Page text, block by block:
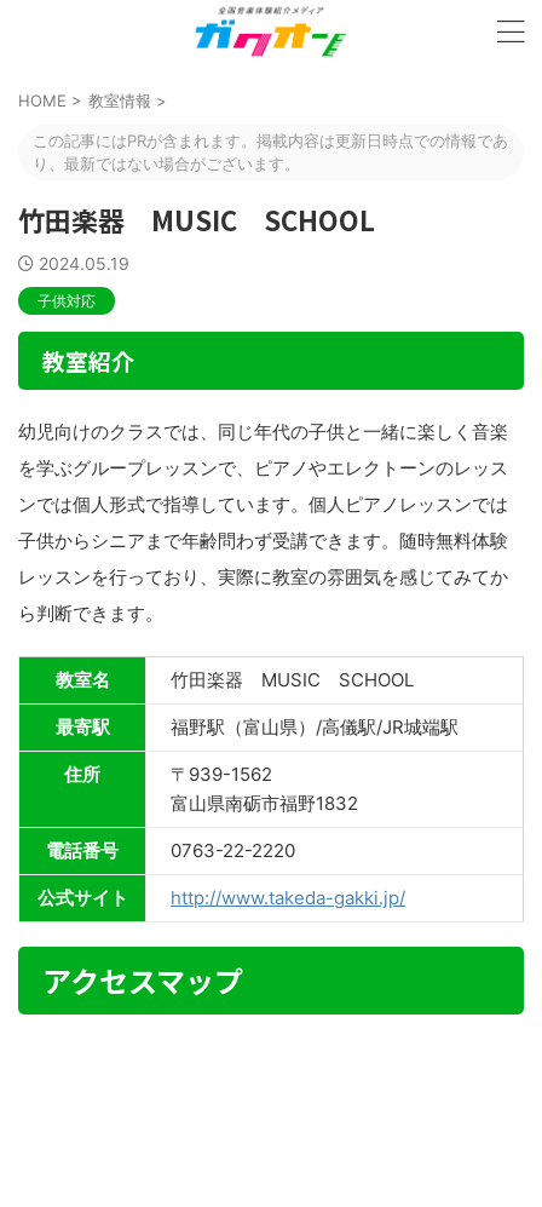
HOME > 教室情報 >
この記事にはPRが含まれます。掲載内容は更新日時点での情報であ
り、最新ではない場合がございます。
竹田楽器 MUSIC SCHOOL
2024.05.19
子供対応
教室紹介
幼児向けのクラスでは、同じ年代の子供と一緒に楽しく音楽
を学ぶグループレッスンで、ピアノやエレクトーンのレッス
ンでは個人形式で指導しています。個人ピアノレッスンでは
子供からシニアまで年齢問わず受講できます。随時無料体験
レッスンを行っており、実際に教室の雰囲気を感じてみてか
ら判断できます。
教室名 竹田楽器 MUSIC SCHOOL
最寄駅 福野駅（富山県）/高儀駅/JR城端駅
住所
〒939-1562
富山県南砺市福野1832
電話番号 0763-22-2220
公式サイト http://www.takeda-gakki.jp/
アクセスマップ